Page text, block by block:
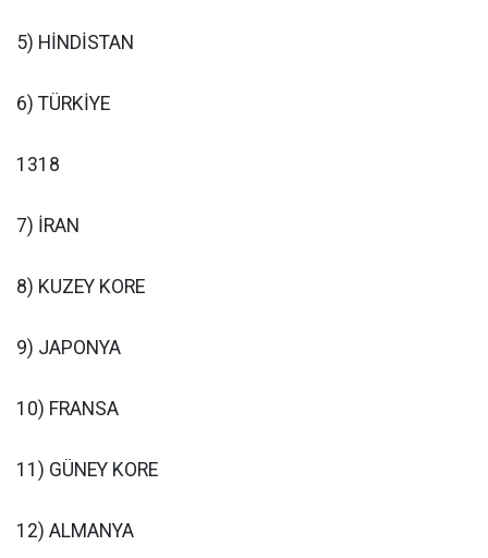
5) HİNDİSTAN
6) TÜRKİYE
1318
7) İRAN
8) KUZEY KORE
9) JAPONYA
10) FRANSA
11) GÜNEY KORE
12) ALMANYA